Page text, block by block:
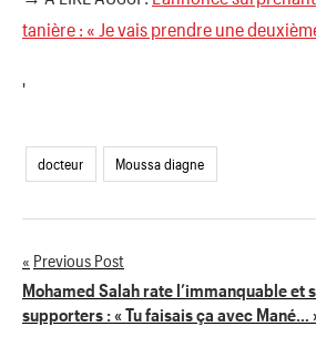
tanière : « Je vais prendre une
'
docteur Moussa diagne
Navigation
de
Previous Post
Mohamed Salah rate l’immanquable et
supporters : « Tu faisais ça avec Mané…